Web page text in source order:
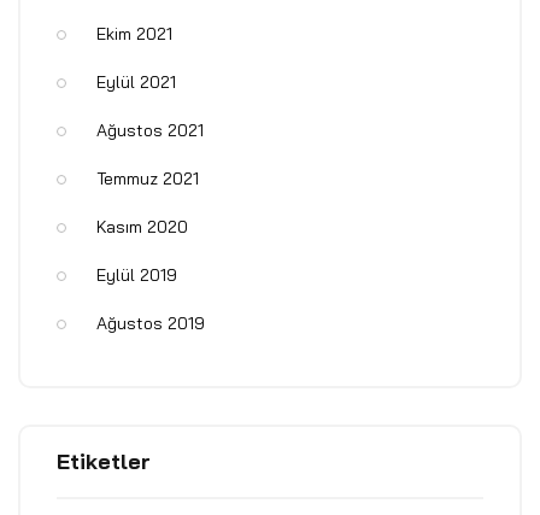
Ekim 2021
Eylül 2021
Ağustos 2021
Temmuz 2021
Kasım 2020
Eylül 2019
Ağustos 2019
Etiketler